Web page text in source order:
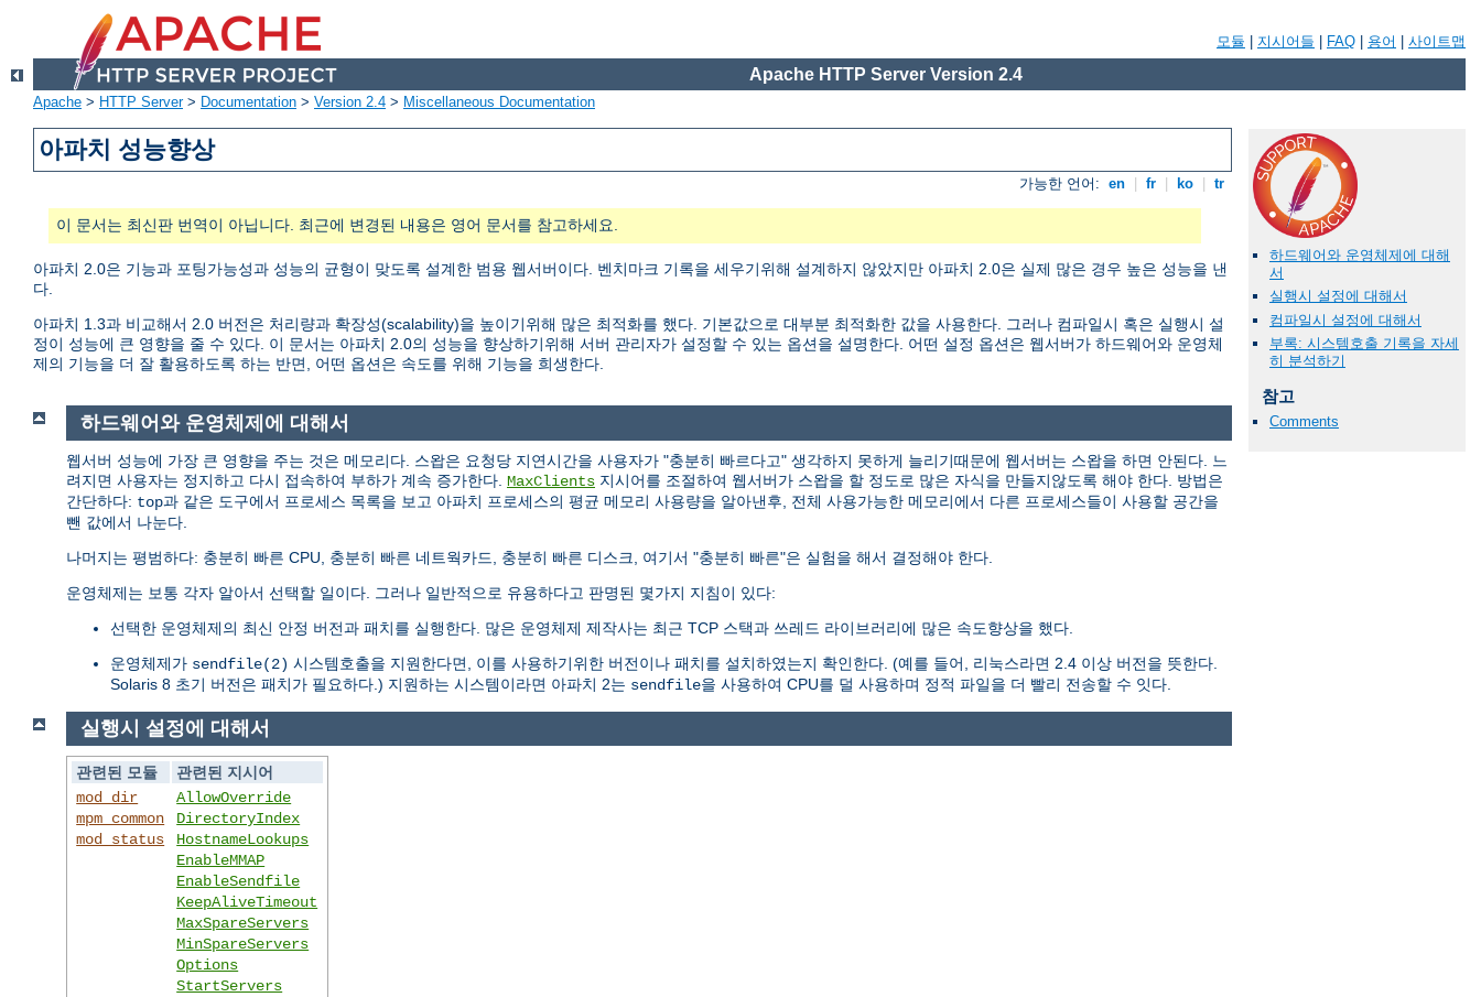
모듈 지시어들 FAQ 용어 사이트맵
Apache HTTP Server Version 2.4
Apache > HTTP Server> Documentation > Version 2.4 > Miscellaneous Documentation
아파치 성능향상
가능한 언어: en fr ko tr
이 문서는 최신판 번역이 아닙니다. 최근에 변경된 내용은 영어 문서를 참고하세요.
아파치 2.0은 기능과 포팅가능성과 성능의 균형이 맞도록 설계한 범용 웹서버이다. 벤치마크 기록을 세우기위해 설계하지 않았지만 아파치 2.0은 실제 많은 경우 높은 성능을 낸
다.
아파치 1.3과 비교해서 2.0 버전은 처리량과 확장성(scalability)을 높이기위해 많은 최적화를 했다. 기본값으로 대부분 최적화한 값을 사용한다. 그러나 컴파일시 혹은 실행시 설
정이 성능에 큰 영향을 줄 수 있다. 이 문서는 아파치 2.0의 성능을 향상하기위해 서버 관리자가 설정할 수 있는 옵션을 설명한다. 어떤 설정 옵션은 웹서버가 하드웨어와 운영체
제의 기능을 더 잘 활용하도록 하는 반면, 어떤 옵션은 속도를 위해 기능을 희생한다.
하드웨어와 운영체제에 대해
서
실행시 설정에 대해서
컴파일시 설정에 대해서
부록: 시스템호출 기록을 자세
히 분석하기
참고
Comments
하드웨어와 운영체제에 대해서
웹서버 성능에 가장 큰 영향을 주는 것은 메모리다. 스왑은 요청당 지연시간을 사용자가 "충분히 빠르다고" 생각하지 못하게 늘리기때문에 웹서버는 스왑을 하면 안된다. 느
려지면 사용자는 정지하고 다시 접속하여 부하가 계속 증가한다. MaxClients 지시어를 조절하여 웹서버가 스왑을 할 정도로 많은 자식을 만들지않도록 해야 한다. 방법은
간단하다: top과 같은 도구에서 프로세스 목록을 보고 아파치 프로세스의 평균 메모리 사용량을 알아낸후, 전체 사용가능한 메모리에서 다른 프로세스들이 사용할 공간을
뺀 값에서 나눈다.
나머지는 평범하다: 충분히 빠른 CPU, 충분히 빠른 네트웍카드, 충분히 빠른 디스크, 여기서 "충분히 빠른"은 실험을 해서 결정해야 한다.
운영체제는 보통 각자 알아서 선택할 일이다. 그러나 일반적으로 유용하다고 판명된 몇가지 지침이 있다:
선택한 운영체제의 최신 안정 버전과 패치를 실행한다. 많은 운영체제 제작사는 최근 TCP 스택과 쓰레드 라이브러리에 많은 속도향상을 했다.
운영체제가 sendfile(2) 시스템호출을 지원한다면, 이를 사용하기위한 버전이나 패치를 설치하였는지 확인한다. (예를 들어, 리눅스라면 2.4 이상 버전을 뜻한다.
Solaris 8 초기 버전은 패치가 필요하다.) 지원하는 시스템이라면 아파치 2는 sendfile을 사용하여 CPU를 덜 사용하며 정적 파일을 더 빨리 전송할 수 잇다.
실행시 설정에 대해서
관련된 모듈
관련된 지시어
mod_dir
mpm_common
mod_status
AllowOverride
DirectoryIndex
HostnameLookups
EnableMMAP
EnableSendfile
KeepAliveTimeout
MaxSpareServers
MinSpareServers
Options
StartServers